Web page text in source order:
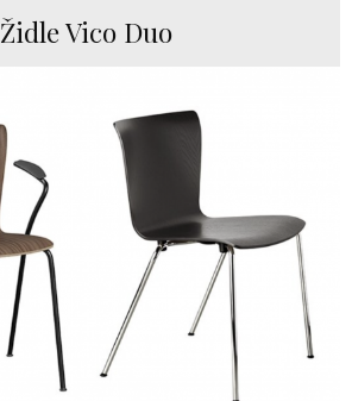
Židle Vico Duo